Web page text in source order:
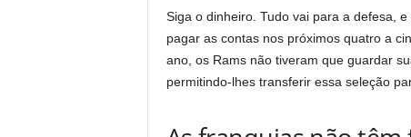
Siga o dinheiro. Tudo vai para a defesa,
pagar as contas nos próximos quatro a
ano, os Rams não tiveram que guardar
permitindo-lhes transferir essa seleção